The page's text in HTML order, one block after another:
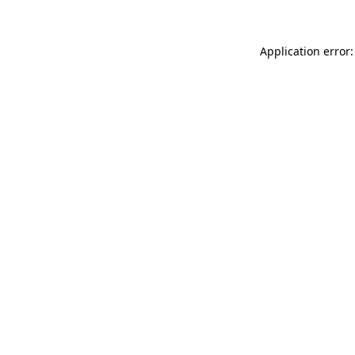
Application